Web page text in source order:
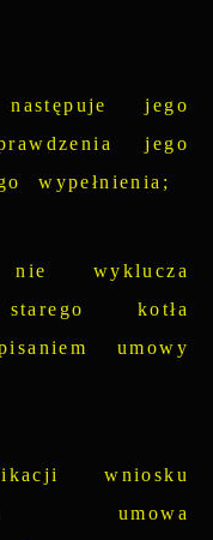
jego
jego
wypełnienia;
wyklucza
kotła
umowy
wniosku
umowa